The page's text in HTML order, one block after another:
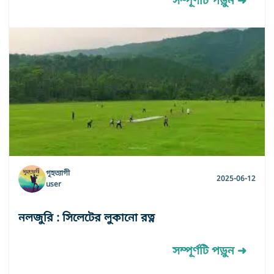
গৃহত্যাগী
user
2025-06-12
নলজুরি : সিলেটের লুকানো রত্ন
সম্পূর্ণটি পড়ুন ➜